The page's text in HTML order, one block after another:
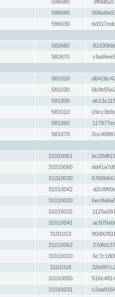
596080
596090
596030
582660
582670
581020
581030
581000
581010
581060
581070
31010061
31010060
31010030
31010042
31010020
31010032
31010041
3101013
31010062
31010010
3101018
31010050
31010031